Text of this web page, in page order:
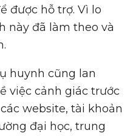
được hỗ trợ. Vì lo
này đã làm theo và
huynh cũng lan
việc cảnh giác trước
website, tài khoản
đại học, trung